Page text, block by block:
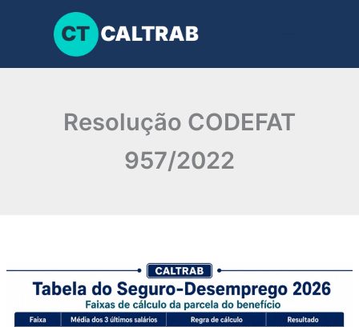
conteúdo
Resolução CODEFAT
957/2022